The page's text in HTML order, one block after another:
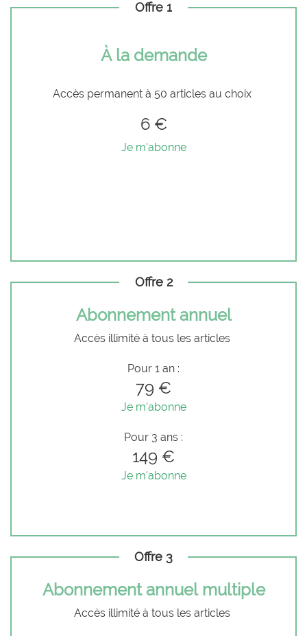
Offre 1
À la demande
Accès permanent à 50 articles au choix
6 €
Je m'abonne
Offre 2
Abonnement annuel
Accès illimité à tous les articles
Pour 1 an :
79 €
Je m'abonne
Pour 3 ans :
149 €
Je m'abonne
Offre 3
Abonnement annuel multiple
Accès illimité à tous les articles